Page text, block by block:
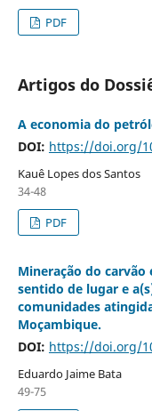
PDF
Artigos do
A economia do
DOI: https://doi.org/
Kauê Lopes dos Santos
34-48
PDF
Mineração do
sentido de lugar e
comunidades
Moçambique.
DOI: https://doi.org/
Eduardo Jaime Bata
49-75